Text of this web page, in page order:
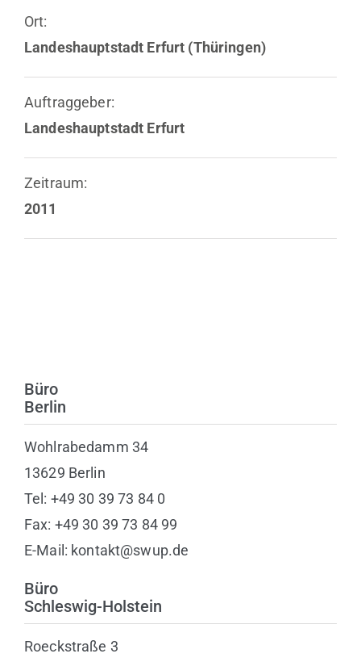
Ort:
Landeshauptstadt Erfurt (Thüringen)
Auftraggeber:
Landeshauptstadt Erfurt
Zeitraum:
2011
Büro
Berlin
Wohlrabedamm 34
13629 Berlin
Tel: +49 30 39 73 84 0
Fax: +49 30 39 73 84 99
E-Mail: kontakt@swup.de
Büro
Schleswig-Holstein
Roeckstraße 3